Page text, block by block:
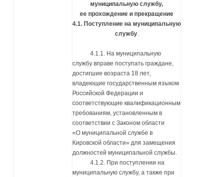
муниципальную службу,
ее прохождение и прекращение
4.1. Поступление на муниципальную
службу.
4.1.1. На муниципальную
службу вправе поступать граждане,
достигшие возраста 18 лет,
владеющие государственным языком
Российской Федерации и
соответствующие квалификационным
требованиям, установленным в
соответствии с Законом области
«О муниципальной службе в
Кировской области» для замещения
должностей муниципальной службы.
4.1.2. При поступлении на
муниципальную службу, а также при